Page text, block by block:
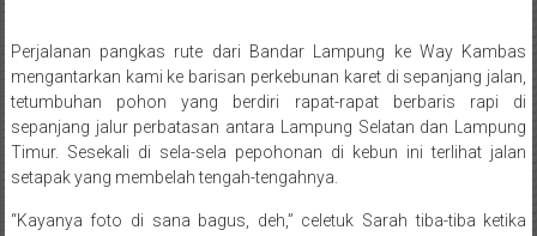
Posted By: wirawan
Perjalanan pangkas rute dari Bandar Lampung ke Way Kambas
mengantarkan kami ke barisan perkebunan karet di sepanjang jalan,
tetumbuhan pohon yang berdiri rapat-rapat berbaris rapi di
sepanjang jalur perbatasan antara Lampung Selatan dan Lampung
Timur. Sesekali di sela-sela pepohonan di kebun ini terlihat jalan
setapak yang membelah tengah-tengahnya.
“Kayanya foto di sana bagus, deh,” celetuk Sarah tiba-tiba ketika